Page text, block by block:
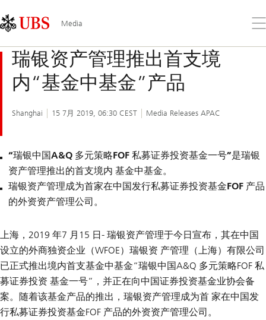
Links
Area
Media
the
瑞银资产管理推出首支境
内“基金中基金”产品
Shanghai 15 7月 2019, 06:30 CEST Media Releases APAC
“瑞银中国A&Q 多元策略FOF 私募证券投资基金一号”是瑞银
资产管理推出的首支境内 基金中基金。
瑞银资产管理成为首家在中国发行私募证券投资基金FOF 产品
的外资资产管理公司。
上海，2019 年7 月15 日- 瑞银资产管理于今日宣布，其在中国
设立的外商独资企业（WFOE）瑞银资 产管理（上海）有限公司
已正式推出境内首支基金中基金“瑞银中国A&Q 多元策略FOF 私
募证券投资 基金一号”，并正在向中国证券投资基金业协会备
案。随着该基金产品的推出，瑞银资产管理成为首 家在中国发
行私募证券投资基金FOF 产品的外资资产管理公司。